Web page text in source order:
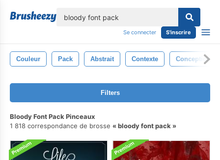
Se connecter S'inscrire
Couleur Pack Abstrait Contexte Conception
Filters
Bloody Font Pack Pinceaux
1 818 correspondance de brosse
bloody font pack